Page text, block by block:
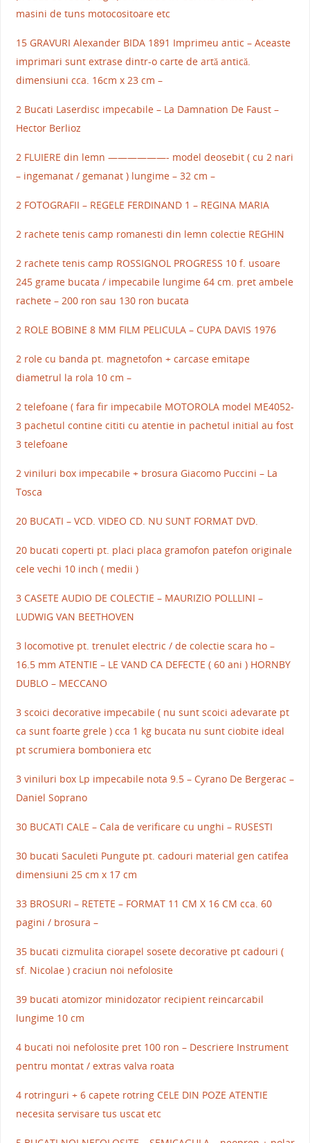
masini de tuns motocositoare etc
15 GRAVURI Alexander BIDA 1891 Imprimeu antic – Aceaste
imprimari sunt extrase dintr-o carte de artă antică.
dimensiuni cca. 16cm x 23 cm –
2 Bucati Laserdisc impecabile – La Damnation De Faust –
Hector Berlioz
2 FLUIERE din lemn ——————- model deosebit ( cu 2 nari
– ingemanat / gemanat ) lungime – 32 cm –
2 FOTOGRAFII – REGELE FERDINAND 1 – REGINA MARIA
2 rachete tenis camp romanesti din lemn colectie REGHIN
2 rachete tenis camp ROSSIGNOL PROGRESS 10 f. usoare
245 grame bucata / impecabile lungime 64 cm. pret ambele
rachete – 200 ron sau 130 ron bucata
2 ROLE BOBINE 8 MM FILM PELICULA – CUPA DAVIS 1976
2 role cu banda pt. magnetofon + carcase emitape
diametrul la rola 10 cm –
2 telefoane ( fara fir impecabile MOTOROLA model ME4052-
3 pachetul contine cititi cu atentie in pachetul initial au fost
3 telefoane
2 viniluri box impecabile + brosura Giacomo Puccini – La
Tosca
20 BUCATI – VCD. VIDEO CD. NU SUNT FORMAT DVD.
20 bucati coperti pt. placi placa gramofon patefon originale
cele vechi 10 inch ( medii )
3 CASETE AUDIO DE COLECTIE – MAURIZIO POLLLINI –
LUDWIG VAN BEETHOVEN
3 locomotive pt. trenulet electric / de colectie scara ho –
16.5 mm ATENTIE – LE VAND CA DEFECTE ( 60 ani ) HORNBY
DUBLO – MECCANO
3 scoici decorative impecabile ( nu sunt scoici adevarate pt
ca sunt foarte grele ) cca 1 kg bucata nu sunt ciobite ideal
pt scrumiera bomboniera etc
3 viniluri box Lp impecabile nota 9.5 – Cyrano De Bergerac –
Daniel Soprano
30 BUCATI CALE – Cala de verificare cu unghi – RUSESTI
30 bucati Saculeti Pungute pt. cadouri material gen catifea
dimensiuni 25 cm x 17 cm
33 BROSURI – RETETE – FORMAT 11 CM X 16 CM cca. 60
pagini / brosura –
35 bucati cizmulita ciorapel sosete decorative pt cadouri (
sf. Nicolae ) craciun noi nefolosite
39 bucati atomizor minidozator recipient reincarcabil
lungime 10 cm
4 bucati noi nefolosite pret 100 ron – Descriere Instrument
pentru montat / extras valva roata
4 rotringuri + 6 capete rotring CELE DIN POZE ATENTIE
necesita servisare tus uscat etc